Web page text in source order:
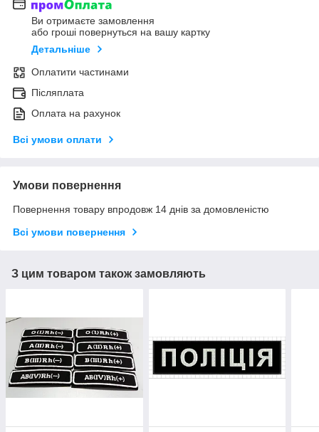
Ви отримаєте замовлення
або гроші повернуться на вашу картку
Детальніше
Оплатити частинами
Післяплата
Оплата на рахунок
Всі умови оплати
Умови повернення
Повернення товару впродовж 14 днів за домовленістю
Всі умови повернення
З цим товаром також замовляють